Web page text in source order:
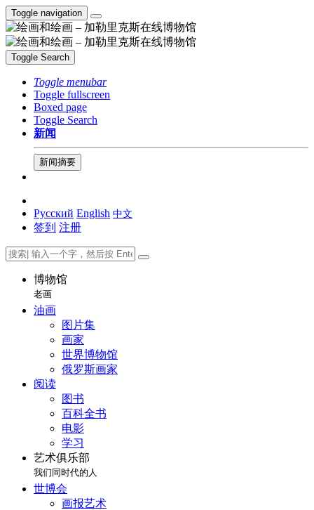
Toggle navigation
Toggle Search
Toggle menubar
Toggle fullscreen
Boxed page
Toggle Search
新闻
新闻摘要
Русский English 中文
签到 注册
博物馆
老画
油画
图片集
画家
世界博物馆
俄罗斯画家
阅读
图书
百科全书
电影
学习
艺术俱乐部
我们同时代的人
世博会
画报艺术